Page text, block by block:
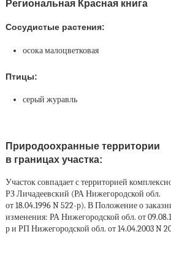
Региональная Красная книга
Сосудистые растения:
осока малоцветковая
Птицы:
серый журавль
Природоохранные территории
в границах участка:
Участок совпадает с территорией
РЗ Личадеевский (РА Нижегородской обл.
от 18.04.1996 N 522-р). В Положение о
изменения: РА Нижегородской обл. от
р и РП Нижегородской обл. от 14.04.2003 N